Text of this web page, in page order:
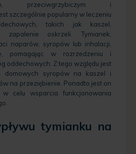
przeciwgrzybiczym i
szczególnie popularny w leczeniu
takich jak kaszel,
zapalenie oskrzeli. Tymianek,
naparów, syropów lub inhalacji,
pomagając w rozrzedzeniu i
oddechowych. Z tego względu jest
domowych syropów na kaszel i
na przeziębienie. Ponadto jest on
celu wsparcia funkcjonowania
tymianku na